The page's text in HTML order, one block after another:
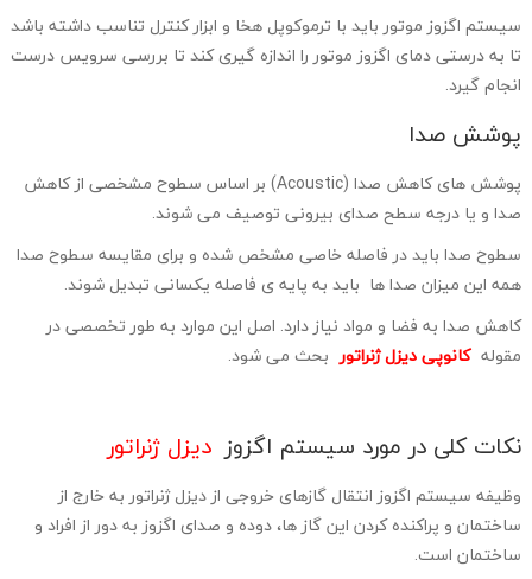
سیستم اگزوز موتور باید با ترموکوپل هخا و ابزار کنترل تناسب داشته باشد
تا به درستی دمای اگزوز موتور را اندازه گیری کند تا بررسی سرویس درست
انجام گیرد.
پوشش صدا
پوشش های کاهش صدا (Acoustic) بر اساس سطوح مشخصی از کاهش
صدا و یا درجه سطح صدای بیرونی توصیف می شوند.
سطوح صدا باید در فاصله خاصی مشخص شده و برای مقایسه سطوح صدا
همه این میزان صدا ها باید به پایه ی فاصله یکسانی تبدیل شوند.
کاهش صدا به فضا و مواد نیاز دارد. اصل این موارد به طور تخصصی در
مقوله کانوپی دیزل ژنراتور بحث می شود.
نکات کلی در مورد سیستم اگزوز دیزل ژنراتور
وظیفه سیستم اگزوز انتقال گازهای خروجی از دیزل ژنراتور به خارج از
ساختمان و پراکنده کردن این گاز ها، دوده و صدای اگزوز به دور از افراد و
ساختمان است.